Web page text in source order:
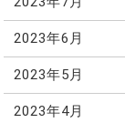
2023年6月
2023年5月
2023年4月